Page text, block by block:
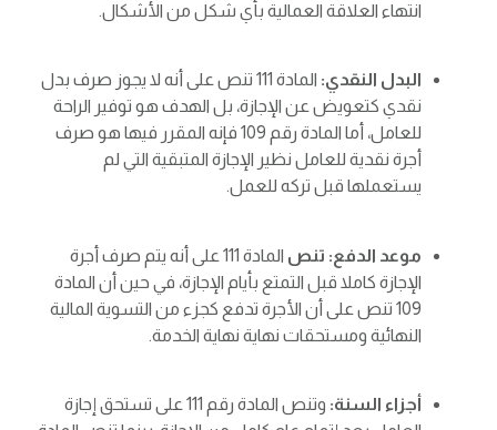
انتهاء العلاقة العمالية بأي شكل من الأشكال.
البدل النقدي:
المادة 111 تنص على أنه لا يجوز صرف بدل
نقدي كتعويض عن الإجازة، بل الهدف هو توفير الراحة
للعامل، أما المادة رقم 109 فإنه المقرر فيها هو صرف
أجرة نقدية للعامل نظير الإجازة المتبقية التي لم
يستعملها قبل تركه للعمل.
موعد الدفع: تنص
المادة 111 على أنه يتم صرف أجرة
الإجازة كاملا قبل التمتع بأيام الإجازة، في حين أن المادة
109 تنص على أن الأجرة تدفع كجزء من التسوية المالية
النهائية ومستحقات نهاية نهاية الخدمة.
أجزاء السنة:
وتنص المادة رقم 111 على تستحق إجازة